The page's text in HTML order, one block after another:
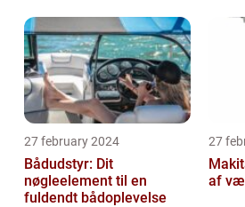
27 february 2024
Bådudstyr: Dit
nøgleelement til en
fuldendt bådoplevelse
27
af